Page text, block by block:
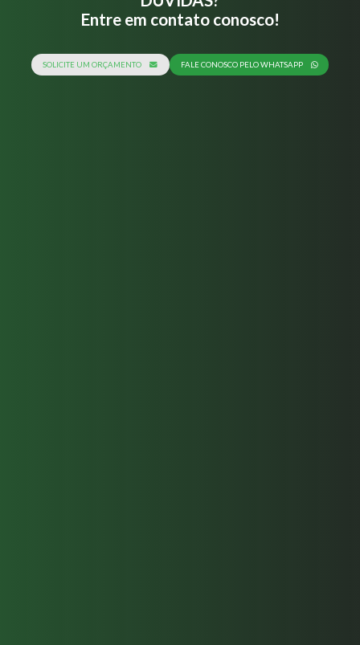
Entre em contato conosco!
SOLICITE UM ORÇAMENTO FALE CONOSCO PELO WHATSAPP